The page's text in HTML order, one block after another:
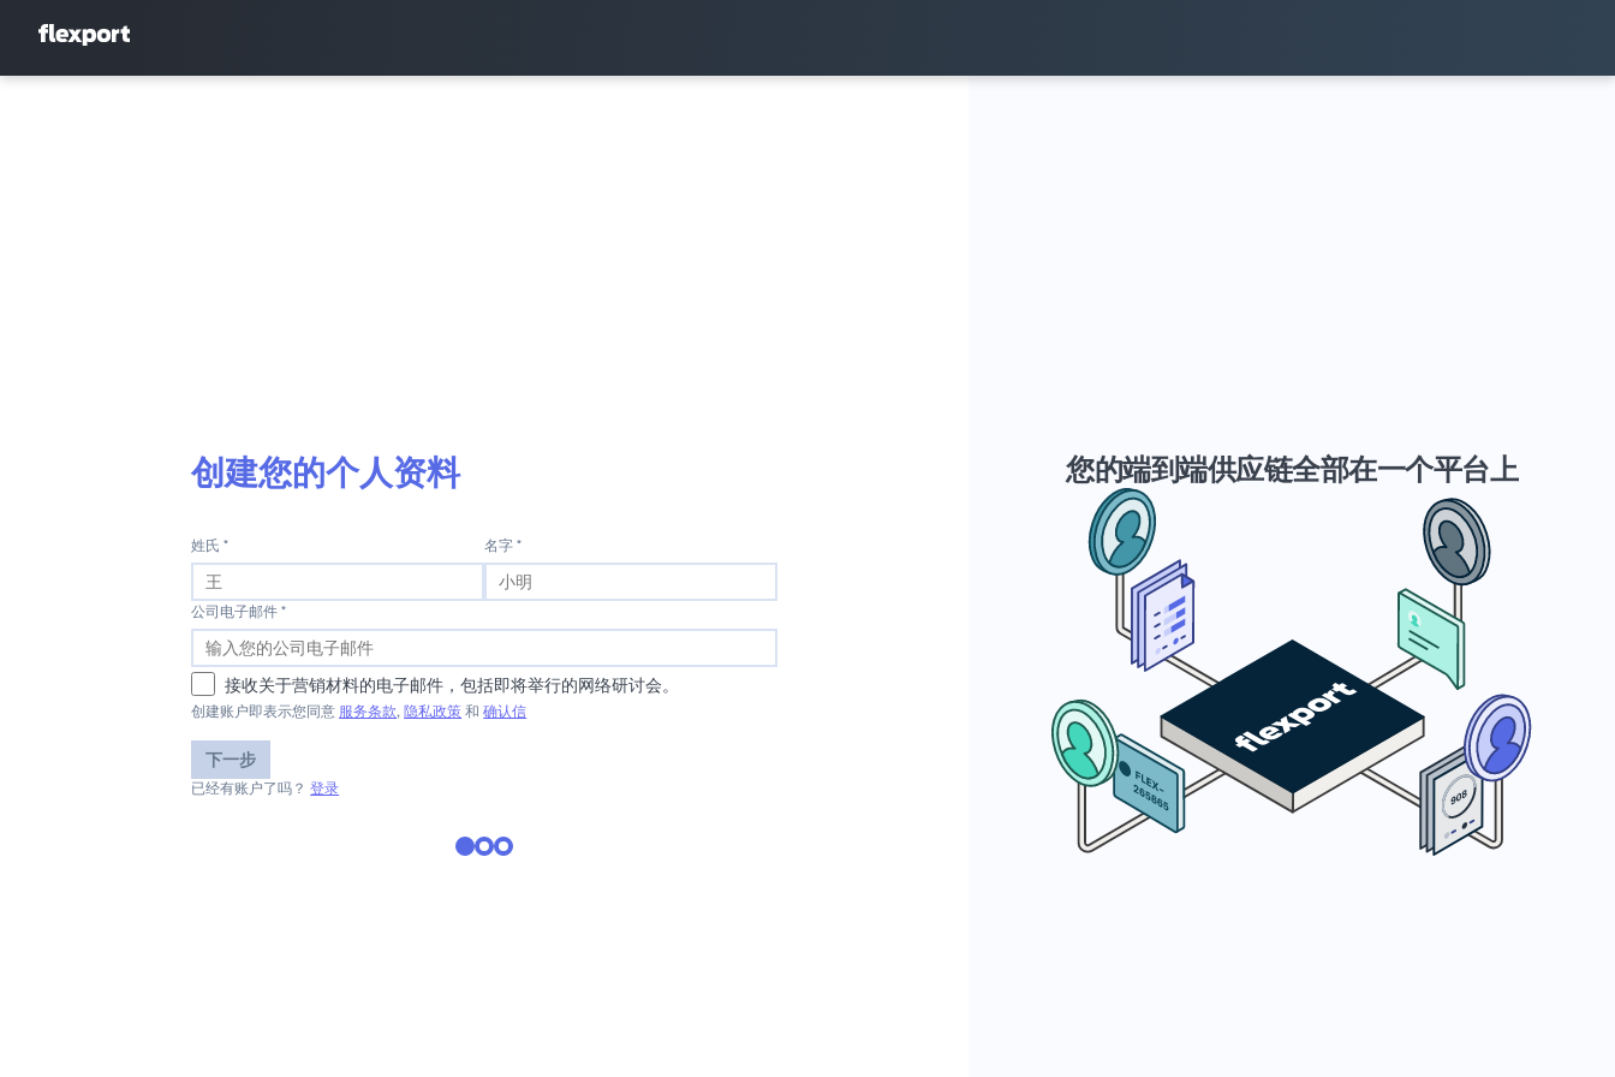
创建您的个人资料
姓氏 * 名字 *
公司电子邮件 *
接收关于营销材料的电子邮件，包括即将举行的网络研讨会。
创建账户即表示您同意 服务条款, 隐私政策 和 确认信
下一步
已经有账户了吗？ 登录
您的端到端供应链全部在一个平台上